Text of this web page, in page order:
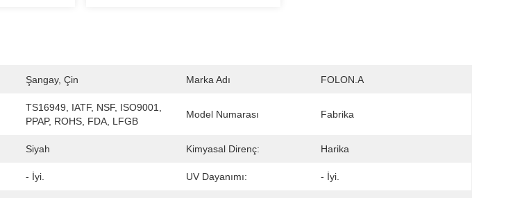
Şangay, Çin Marka Adı FOLON.A
TS16949, IATF, NSF, ISO9001,
PPAP, ROHS, FDA, LFGB
Model Numarası Fabrika
Siyah Kimyasal Direnç: Harika
- İyi. UV Dayanımı: - İyi.